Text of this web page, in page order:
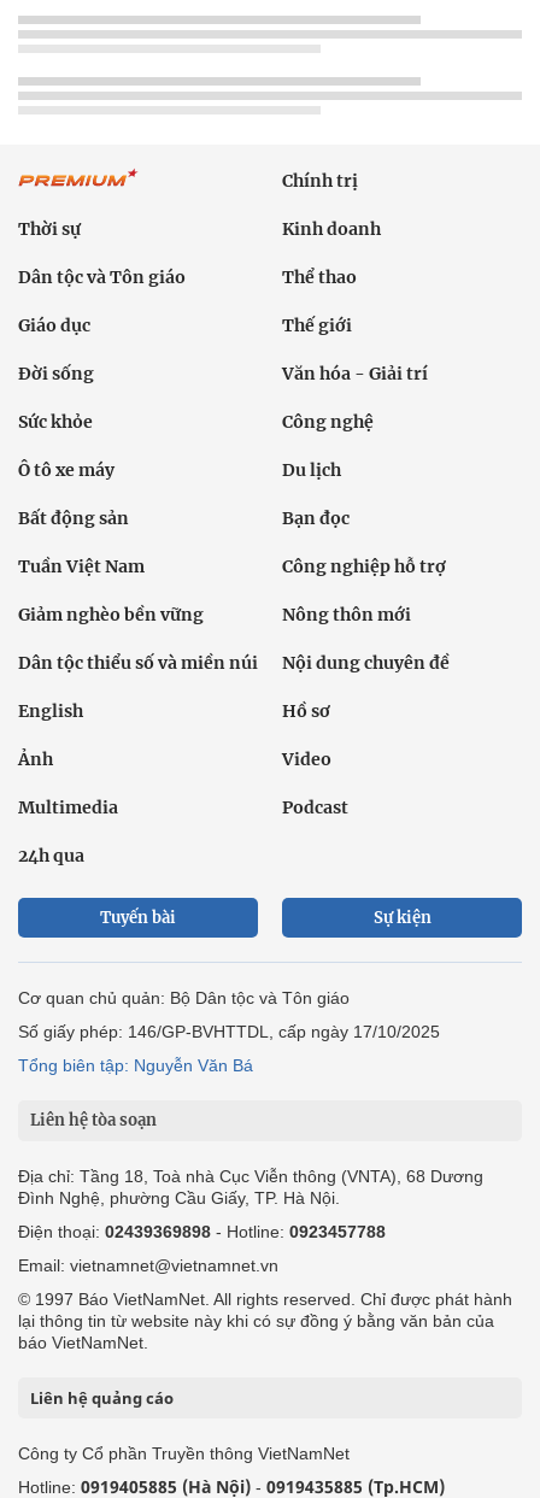
Chính trị
Thời sự Kinh doanh
Dân tộc và Tôn giáo Thể thao
Giáo dục Thế giới
Đời sống Văn hóa - Giải trí
Sức khỏe Công nghệ
Ô tô xe máy Du lịch
Bất động sản Bạn đọc
Tuần Việt Nam Công nghiệp hỗ trợ
Giảm nghèo bền vững Nông thôn mới
Dân tộc thiểu số và miền núi Nội dung chuyên đề
English Hồ sơ
Ảnh Video
Multimedia Podcast
24h qua
Tuyến bài Sự kiện
Cơ quan chủ quản: Bộ Dân tộc và Tôn giáo
Số giấy phép: 146/GP-BVHTTDL, cấp ngày 17/10/2025
Tổng biên tập: Nguyễn Văn Bá
Liên hệ tòa soạn
Địa chỉ: Tầng 18, Toà nhà Cục Viễn thông (VNTA), 68 Dương
Đình Nghệ, phường Cầu Giấy, TP. Hà Nội.
Điện thoại: 02439369898 - Hotline: 0923457788
Email: vietnamnet@vietnamnet.vn
© 1997 Báo VietNamNet. All rights reserved. Chỉ được phát hành
lại thông tin từ website này khi có sự đồng ý bằng văn bản của
báo VietNamNet.
Liên hệ quảng cáo
Công ty Cổ phần Truyền thông VietNamNet
Hotline: 0919405885 (Hà Nội) - 0919435885 (Tp.HCM)